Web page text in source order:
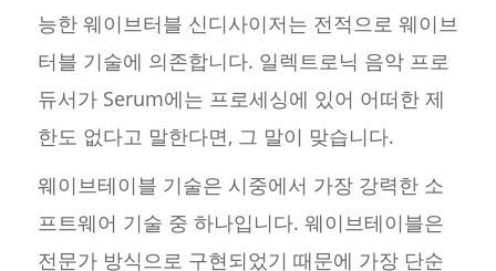
능한 웨이브터블 신디사이저는 전적으로 웨이브
터블 기술에 의존합니다. 일렉트로닉 음악 프로
듀서가 Serum에는 프로세싱에 있어 어떠한 제
한도 없다고 말한다면, 그 말이 맞습니다.
웨이브테이블 기술은 시중에서 가장 강력한 소
프트웨어 기술 중 하나입니다. 웨이브테이블은
전문가 방식으로 구현되었기 때문에 가장 단순